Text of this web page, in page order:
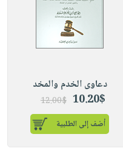
دعاوى الخدم والمخد
10.20$
12.00$
أضف إلى الطلبية